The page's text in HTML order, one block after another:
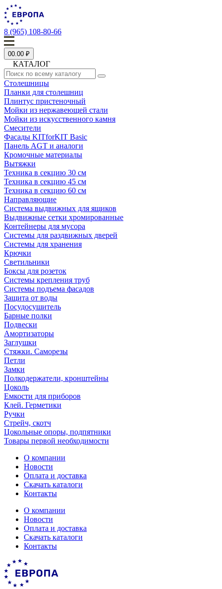
8 (965) 108-80-66
00.00 ₽
КАТАЛОГ
Столешницы
Планки для столешниц
Плинтус пристеночный
Мойки из нержавеющей стали
Мойки из искусственного камня
Смесители
Фасады KITforKIT Basic
Панель AGT и аналоги
Кромочные материалы
Вытяжки
Техника в секцию 30 см
Техника в секцию 45 см
Техника в секцию 60 см
Направляющие
Система выдвижных для ящиков
Выдвижные сетки хромированные
Контейнеры для мусора
Системы для раздвижных дверей
Системы для хранения
Крючки
Светильники
Боксы для розеток
Системы крепления труб
Системы подъема фасадов
Защита от воды
Посудосушитель
Барные полки
Подвески
Амортизаторы
Заглушки
Стяжки. Саморезы
Петли
Замки
Полкодержатели, кронштейны
Цоколь
Емкости для приборов
Клей. Герметики
Ручки
Стрейч, скотч
Цокольные опоры, подпятники
Товары первой необходимости
О компании
Новости
Оплата и доставка
Скачать каталоги
Контакты
О компании
Новости
Оплата и доставка
Скачать каталоги
Контакты